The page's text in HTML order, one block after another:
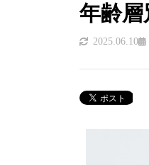
年齢層
2025.06.10